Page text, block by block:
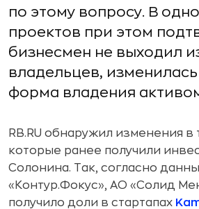
по этому вопросу. В
проектов при этом
бизнесмен не выходил
владельцев,
форма владения
RB.RU обнаружил изменения в
которые ранее получили
Солонина. Так, согласно
«Контур.Фокус», АО «Солид
получило доли в стартапах